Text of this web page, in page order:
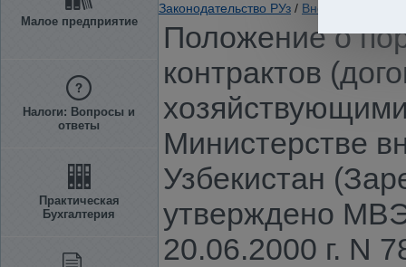
Малое предприятие
Налоги: Вопросы и
ответы
Практическая
Бухгалтерия
Законодательство РУз /
Положение о
контрактов
Министерстве
Узбекистан
утверждено
20.06.2000 г. N